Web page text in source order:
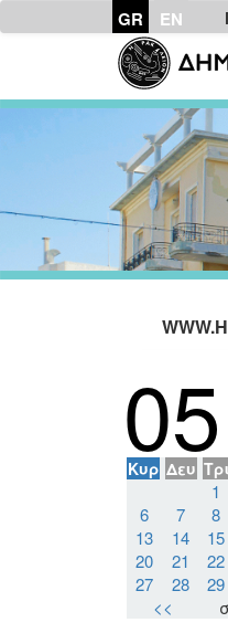
GR EN
05
Κυρ Δευ
1
6
7 8
13
14 15
20
21 22
27
28 29
<<